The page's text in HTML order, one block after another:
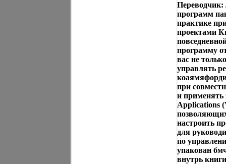
программ
практике
проектами
программу
вас не
управлять
при
и
Applications
настроить
для
по
упакован
внутрь